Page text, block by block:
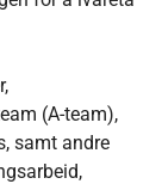
(A-team),
samt andre